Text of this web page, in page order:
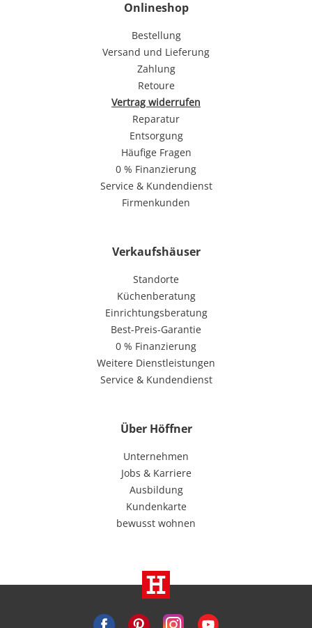
Onlineshop
Bestellung
Versand und Lieferung
Zahlung
Retoure
Vertrag widerrufen
Reparatur
Entsorgung
Häufige Fragen
0 % Finanzierung
Service & Kundendienst
Firmenkunden
Verkaufshäuser
Standorte
Küchenberatung
Einrichtungsberatung
Best-Preis-Garantie
0 % Finanzierung
Weitere Dienstleistungen
Service & Kundendienst
Über Höffner
Unternehmen
Jobs & Karriere
Ausbildung
Kundenkarte
bewusst wohnen